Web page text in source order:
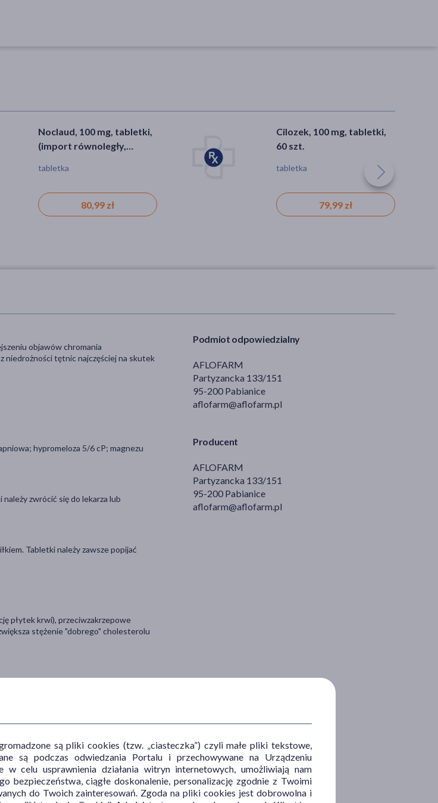
Noclaud, 100 mg, tabletki,
(import równoległy,
tabletka
80,99 zł
Cilozek, 100 mg, tabletki,
60 szt.
tabletka
79,99 zł
Podmiot odpowiedzialny
AFLOFARM
Partyzancka 133/151
95-200 Pabianice
aflofarm@aflofarm.pl
Producent
AFLOFARM
Partyzancka 133/151
95-200 Pabianice
aflofarm@aflofarm.pl
objawów chromania
niedrożności tętnic najczęściej na skutek
hypromeloza 5/6 cP; magnezu
zwrócić się do lekarza lub
Tabletki należy zawsze popijać
płytek krwi), przeciwzakrzepowe
stężenie "dobrego" cholesterolu
dystansu marszu bez wystąpienia bólu
trakcie spoczynku ani dowodów
życia (w tym zaprzestanie palenia i
stopniu objawów chromania
ciężkiej niewydolności nerek;
pacjentów ze stwierdzoną skłonnością
są pliki cookies (tzw. „ciasteczka”) czyli małe pliki tekstowe,
są podczas odwiedzania Portalu i przechowywane na Urządzeniu
celu usprawnienia działania witryn internetowych, umożliwiają nam
bezpieczeństwa, ciągłe doskonalenie, personalizację zgodnie z Twoimi
do Twoich zainteresowań. Zgoda na pliki cookies jest dobrowolna i